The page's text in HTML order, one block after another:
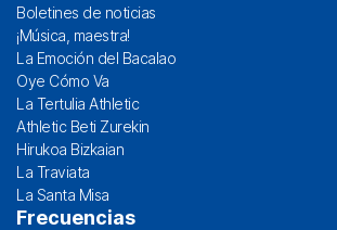
Boletines de noticias
¡Música, maestra!
La Emoción del Bacalao
Oye Cómo Va
La Tertulia Athletic
Athletic Beti Zurekin
Hirukoa Bizkaian
La Traviata
La Santa Misa
Frecuencias